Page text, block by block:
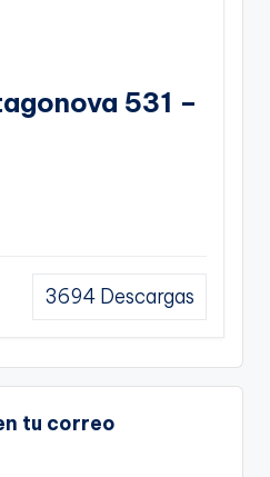
531 –
3694 Descargas
tu correo